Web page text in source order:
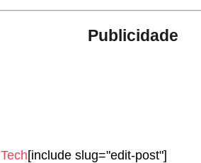
Publicidade
Tech[include slug="edit-post"]